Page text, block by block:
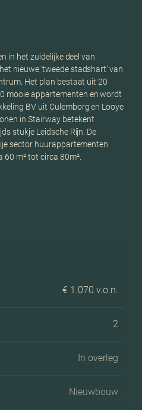
in het zuidelijke deel van
nieuwe ’tweede stadshart’ van
Het plan bestaat uit 20
mooie appartementen en wordt
BV uit Culemborg en Looye
in Stairway betekent
stukje Leidsche Rijn. De
sector huurappartementen
m² tot circa 80m².
€ 1.070 v.o.n.
2
In overleg
Nieuwbouw